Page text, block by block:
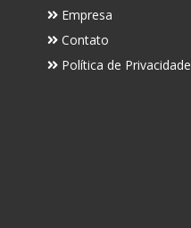
Empresa
Contato
Política de Privacidade